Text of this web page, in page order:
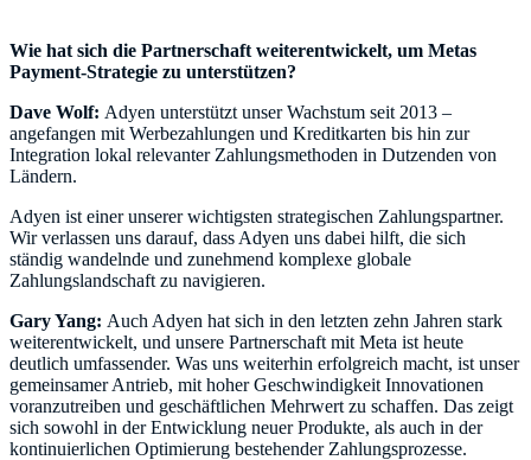
Wie hat sich die Partnerschaft weiterentwickelt, um Metas
Payment-Strategie zu unterstützen?
Dave Wolf: Adyen unterstützt unser Wachstum seit 2013 –
angefangen mit Werbezahlungen und Kreditkarten bis hin zur
Integration lokal relevanter Zahlungsmethoden in Dutzenden von
Ländern.
Adyen ist einer unserer wichtigsten strategischen Zahlungspartner.
Wir verlassen uns darauf, dass Adyen uns dabei hilft, die sich
ständig wandelnde und zunehmend komplexe globale
Zahlungslandschaft zu navigieren.
Gary Yang: Auch Adyen hat sich in den letzten zehn Jahren stark
weiterentwickelt, und unsere Partnerschaft mit Meta ist heute
deutlich umfassender. Was uns weiterhin erfolgreich macht, ist unser
gemeinsamer Antrieb, mit hoher Geschwindigkeit Innovationen
voranzutreiben und geschäftlichen Mehrwert zu schaffen. Das zeigt
sich sowohl in der Entwicklung neuer Produkte, als auch in der
kontinuierlichen Optimierung bestehender Zahlungsprozesse.